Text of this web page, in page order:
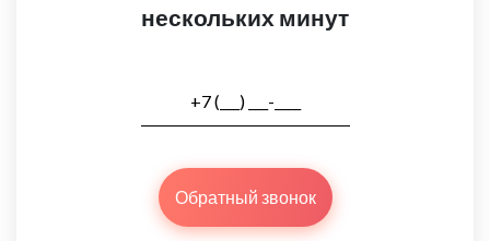
нескольких минут
Обратный звонок